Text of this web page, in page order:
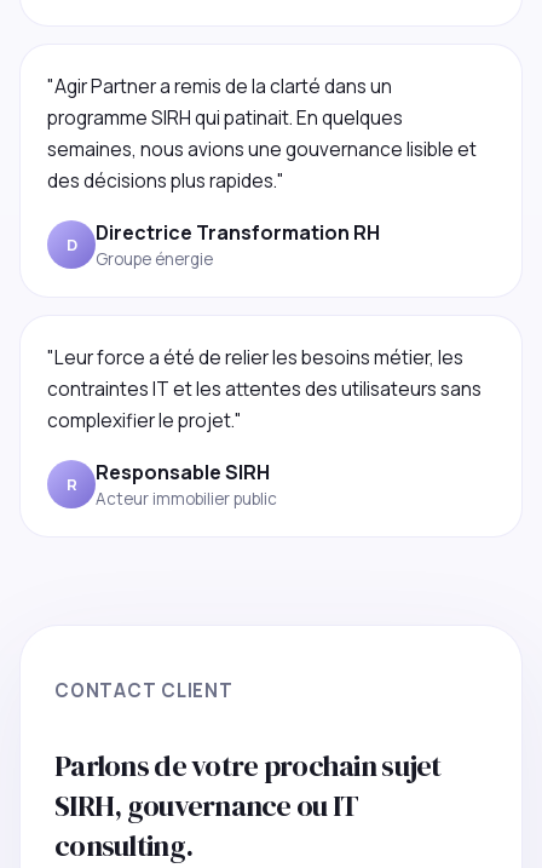
"Agir Partner a remis de la clarté dans un
programme SIRH qui patinait. En quelques
semaines, nous avions une gouvernance lisible et
des décisions plus rapides."
D Directrice Transformation RH
Groupe énergie
"Leur force a été de relier les besoins métier, les
contraintes IT et les attentes des utilisateurs sans
complexifier le projet."
R Responsable SIRH
Acteur immobilier public
CONTACT CLIENT
Parlons de votre prochain sujet
SIRH, gouvernance ou IT
consulting.